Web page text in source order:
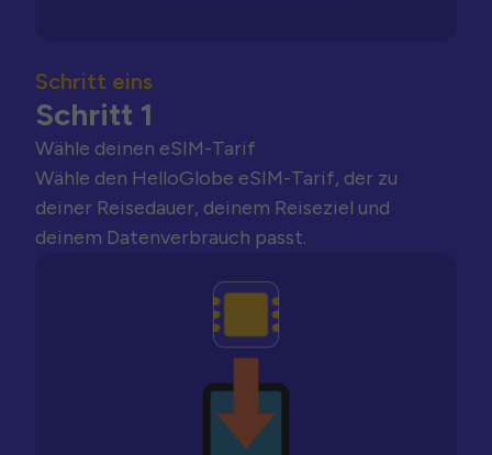
Schritt eins
Schritt 1
Wähle deinen eSIM-Tarif
Wähle den HelloGlobe eSIM-Tarif, der zu
deiner Reisedauer, deinem Reiseziel und
deinem Datenverbrauch passt.